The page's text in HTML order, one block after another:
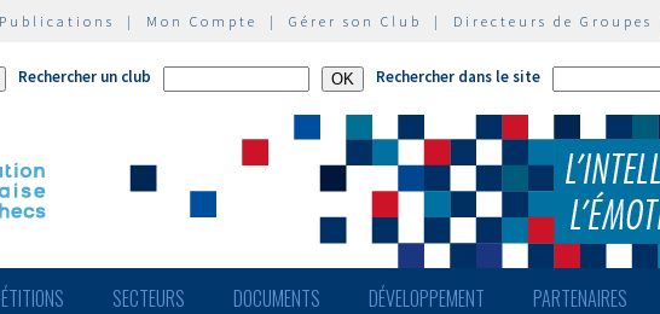
Publications | Mon Compte | Gérer son Club | Directeurs de Groupes
Rechercher un club Rechercher dans le site
SECTEURS DOCUMENTS DÉVELOPPEMENT PARTENAIRES